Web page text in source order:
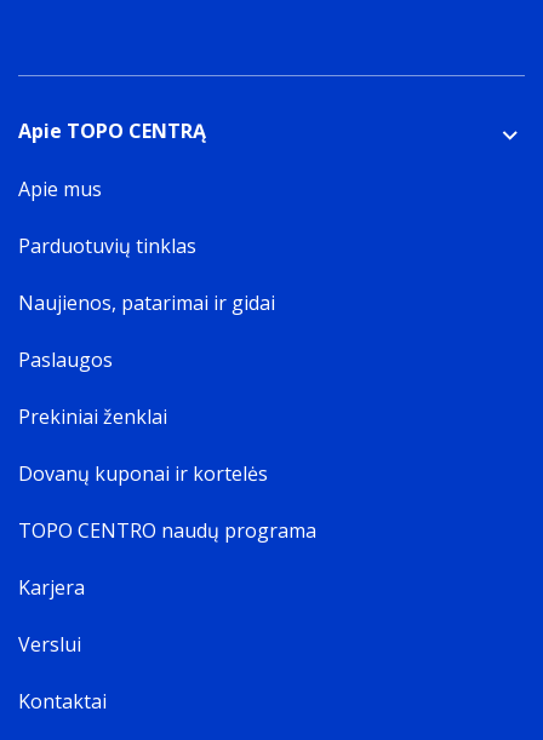
Apie TOPO CENTRĄ
Apie mus
Parduotuvių tinklas
Naujienos, patarimai ir gidai
Paslaugos
Prekiniai ženklai
Dovanų kuponai ir kortelės
TOPO CENTRO naudų programa
Karjera
Verslui
Kontaktai